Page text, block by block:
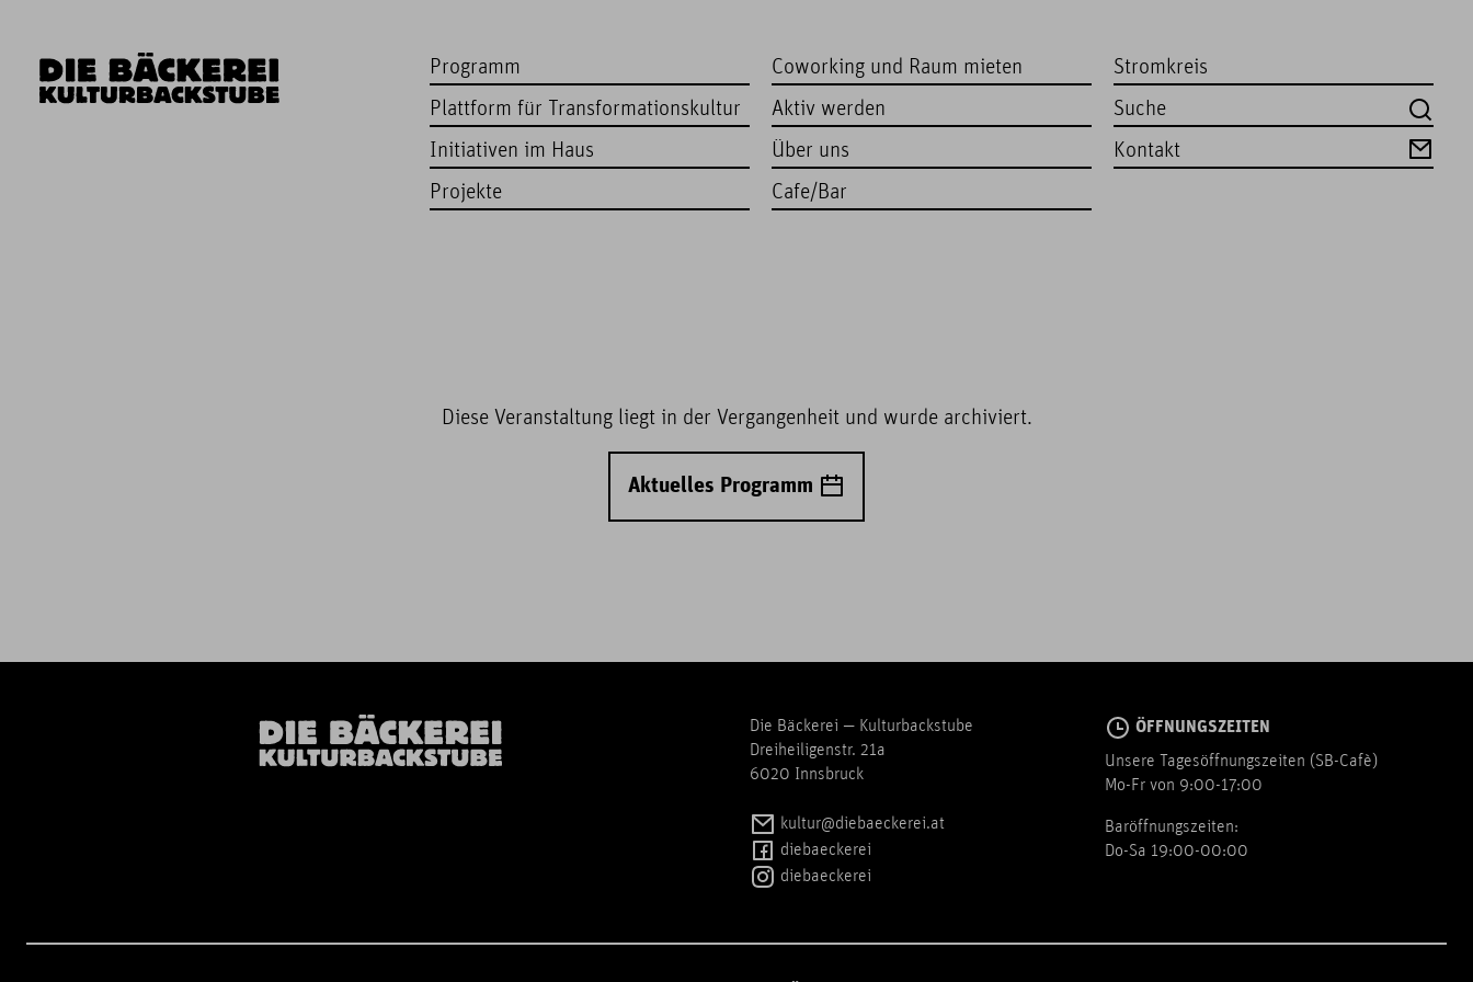
Programm
Plattform für Transformationskultur
Initiativen im Haus
Projekte
Coworking und Raum mieten
Aktiv werden
Über uns
Cafe/Bar
Stromkreis
Kontakt
Diese Veranstaltung liegt in der Vergangenheit und wurde archiviert.
Aktuelles Programm
Die Bäckerei — Kulturbackstube
Dreiheiligenstr. 21a
6020 Innsbruck
kultur@diebaeckerei.at
diebaeckerei
diebaeckerei
ÖFFNUNGSZEITEN
Unsere Tagesöffnungszeiten (SB-Cafè)
Mo-Fr von 9:00-17:00
Baröffnungszeiten:
Do-Sa 19:00-00:00